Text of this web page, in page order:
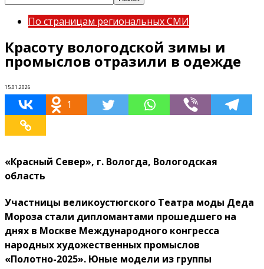
По страницам региональных СМИ
Красоту вологодской зимы и
промыслов отразили в одежде
15.01.2026
1
«Красный Север», г. Вологда, Вологодская
область
Участницы великоустюгского Театра моды Деда
Мороза стали дипломантами прошедшего на
днях в Москве Международного конгресса
народных художественных промыслов
«Полотно-2025». Юные модели из группы